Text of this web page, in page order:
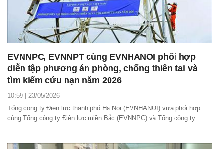
EVNNPC, EVNNPT cùng EVNHANOI phối hợp
diễn tập phương án phòng, chống thiên tai và
tìm kiếm cứu nạn năm 2026
10:59 | 23/05/2026
Tổng công ty Điện lực thành phố Hà Nội (EVNHANOI) vừa phối hợp
cùng Tổng công ty Điện lực miền Bắc (EVNNPC) và Tổng công ty